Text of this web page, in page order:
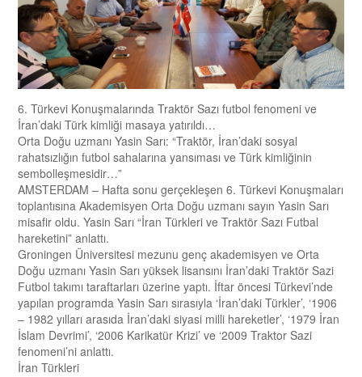
6. Türkevi Konuşmalarında Traktör Sazı futbol fenomeni ve
İran’daki Türk kimliği masaya yatırıldı…
Orta Doğu uzmanı Yasin Sarı: “Traktör, İran’daki sosyal
rahatsızlığın futbol sahalarına yansıması ve Türk kimliğinin
sembolleşmesidir…”
AMSTERDAM – Hafta sonu gerçekleşen 6. Türkevi Konuşmaları
toplantısına Akademisyen Orta Doğu uzmanı sayın Yasin Sarı
misafir oldu. Yasin Sarı “İran Türkleri ve Traktör Sazı Futbal
hareketini” anlattı.
Groningen Üniversitesi mezunu genç akademisyen ve Orta
Doğu uzmanı Yasin Sarı yüksek lisansını İran’daki Traktör Sazi
Futbol takımı taraftarları üzerine yaptı. İftar öncesi Türkevi’nde
yapılan programda Yasin Sarı sırasıyla ‘İran’daki Türkler’, ‘1906
– 1982 yılları arasıda İran’daki siyasi milli hareketler’, ‘1979 İran
İslam Devrimi’, ‘2006 Karikatür Krizi’ ve ‘2009 Traktor Sazi
fenomeni’ni anlattı.
İran Türkleri